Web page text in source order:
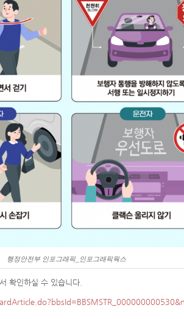
행정안전부 인포그래픽_인포그래픽웍스
확인하실 수 있습니다.